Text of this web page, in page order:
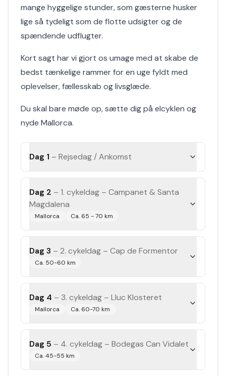
mange hyggelige stunder, som gæsterne husker
lige så tydeligt som de flotte udsigter og de
spændende udflugter.
Kort sagt har vi gjort os umage med at skabe de
bedst tænkelige rammer for en uge fyldt med
oplevelser, fællesskab og livsglæde.
Du skal bare møde op, sætte dig på elcyklen og
nyde Mallorca.
Dag 1 – Rejsedag / Ankomst
Dag 2 – 1. cykeldag – Campanet & Santa
Magdalena
Mallorca Ca. 65 - 70 km
Dag 3 – 2. cykeldag – Cap de Formentor
Ca. 50-60 km
Dag 4 – 3. cykeldag – Lluc Klosteret
Mallorca Ca. 60-70 km
Dag 5 – 4. cykeldag – Bodegas Can Vidalet
Ca. 45-55 km